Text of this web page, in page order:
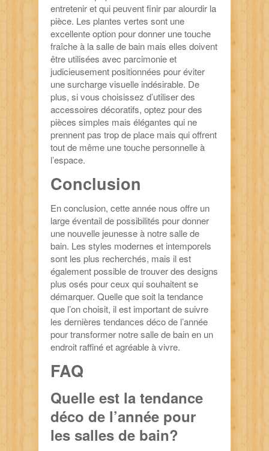
entretenir et qui peuvent finir par alourdir la
pièce. Les plantes vertes sont une
excellente option pour donner une touche
fraîche à la salle de bain mais elles doivent
être utilisées avec parcimonie et
judicieusement positionnées pour éviter
une surcharge visuelle indésirable. De
plus, si vous choisissez d’utiliser des
accessoires décoratifs, optez pour des
pièces simples mais élégantes qui ne
prennent pas trop de place mais qui offrent
tout de même une touche personnelle à
l’espace.
Conclusion
En conclusion, cette année nous offre un
large éventail de possibilités pour donner
une nouvelle jeunesse à notre salle de
bain. Les styles modernes et intemporels
sont les plus recherchés, mais il est
également possible de trouver des designs
plus osés pour ceux qui souhaitent se
démarquer. Quelle que soit la tendance
que l’on choisit, il est important de suivre
les dernières tendances déco de l’année
pour transformer notre salle de bain en un
endroit raffiné et agréable à vivre.
FAQ
Quelle est la tendance
déco de l’année pour
les salles de bain?